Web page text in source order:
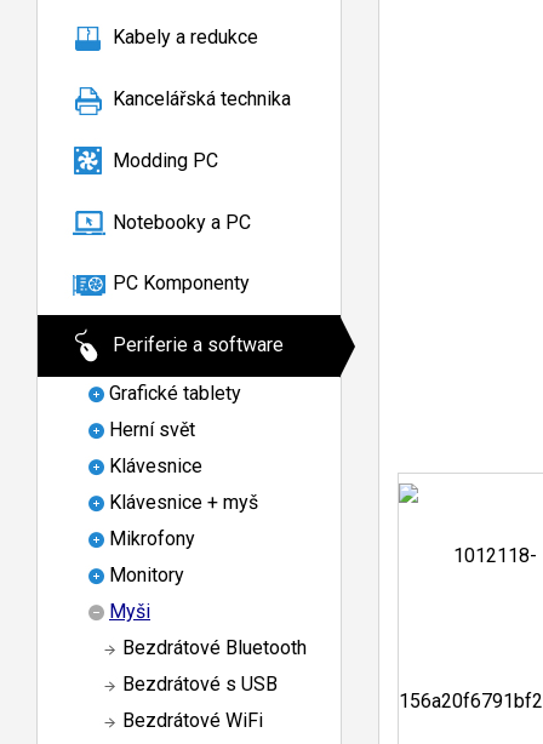
Kabely a redukce
Kancelářská technika
Modding PC
Notebooky a PC
PC Komponenty
Periferie a software
Grafické tablety
Herní svět
Klávesnice
Klávesnice + myš
Mikrofony
Monitory
Myši
Bezdrátové Bluetooth
Bezdrátové s USB
Bezdrátové WiFi